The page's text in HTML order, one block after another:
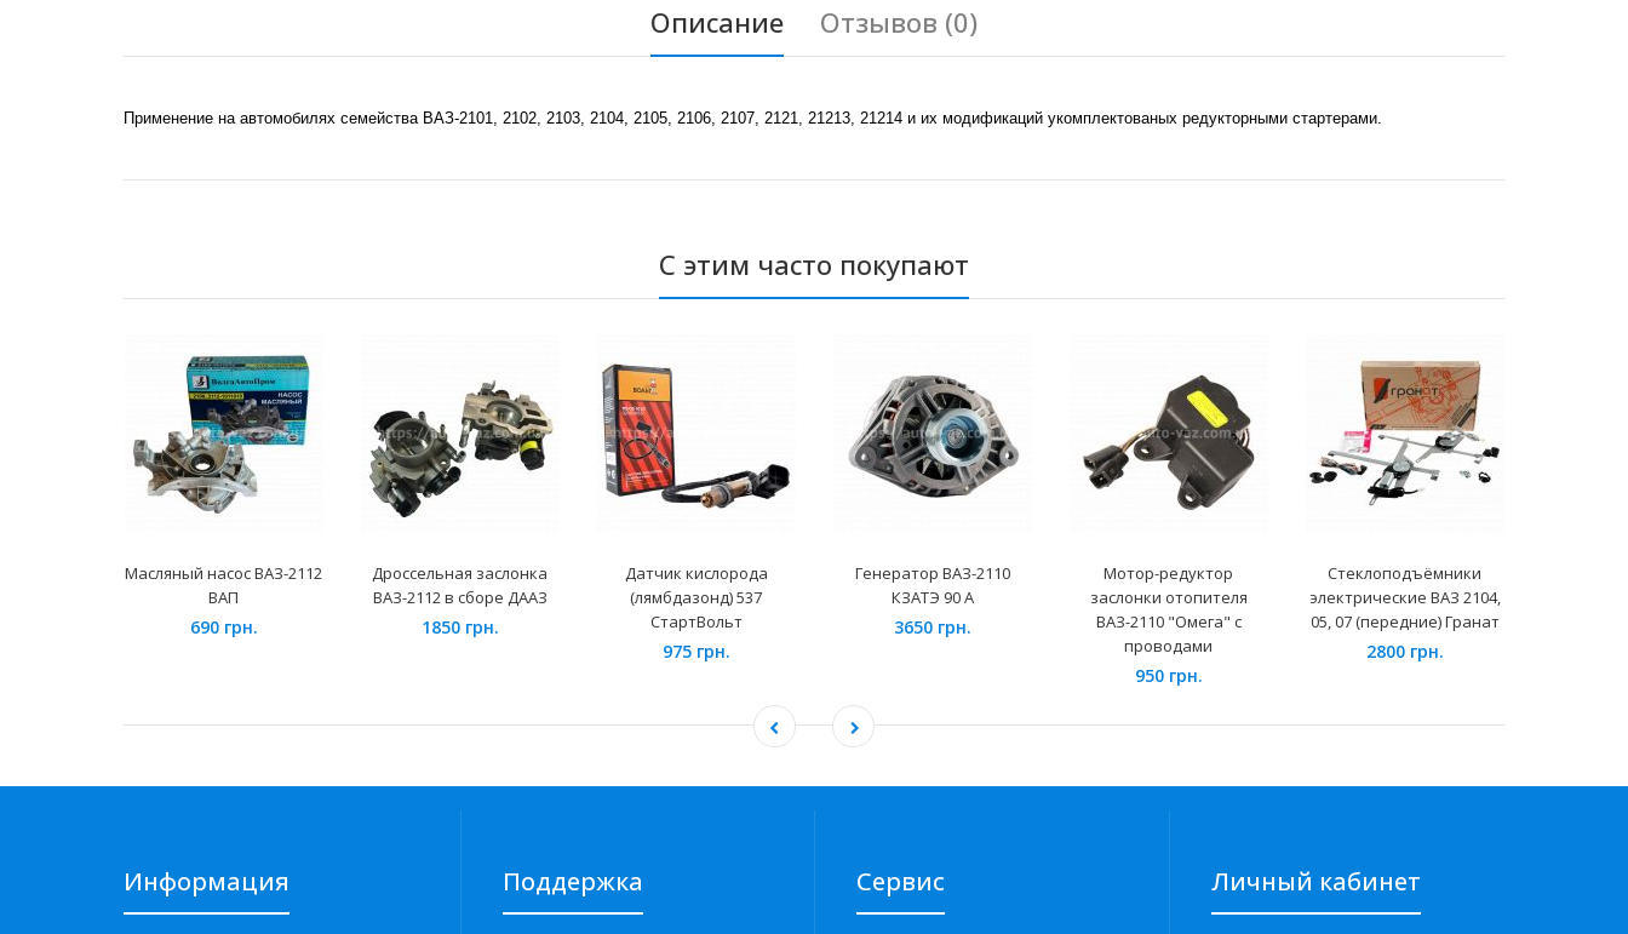
Описание Отзывов (0)
Применение на автомобилях семейства ВАЗ-2101, 2102, 2103, 2104, 2105, 2106, 2107, 2121, 21213, 21214 и их модификаций укомплектованых редукторными стартерами.
С этим часто покупают
Масляный насос ВАЗ-2112
ВАП
690 грн.
Дроссельная заслонка
ВАЗ-2112 в сборе ДААЗ
1850 грн.
Датчик кислорода
(лямбдазонд) 537
СтартВольт
975 грн.
Генератор ВАЗ-2110
КЗАТЭ 90 А
3650 грн.
Мотор-редуктор
заслонки отопителя
ВАЗ-2110 "Омега" с
проводами
950 грн.
Стеклоподъёмники
электрические ВАЗ 2104,
05, 07 (передние) Гранат
2800 грн.
Информация Поддержка Сервис Личный кабинет